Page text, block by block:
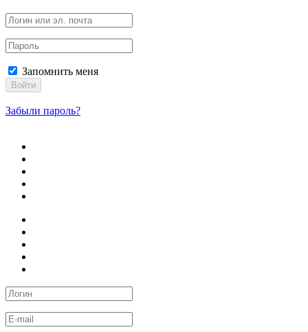
Запомнить меня
Войти
Забыли пароль?